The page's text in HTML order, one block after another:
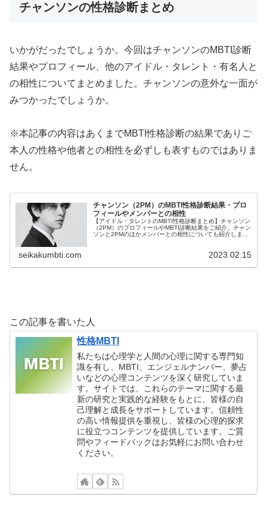
チャンソンの性格診断まとめ
いかがだったでしょうか。今回はチャンソンのMBTI診断
結果やプロフィール、他のアイドル・タレント・有名人と
の相性についてまとめました。チャンソンの意外な一面が
みつかったでしょうか。
※本記事の内容はあくまでMBTI性格診断の結果でありご
本人の性格や他者との相性を必ずしも表すものではありま
せん。
チャンソン（2PM）のMBTI性格診断結果・プロ
フィールやメンバーとの相性
【アイドル・タレントのMBTI性格診断まとめ】チャンソン
（2PM）のプロフィールやMBTI診断結果をご紹介。チャン
ソンと2PMのほかメンバーとの相性についても紹介しま
seikakumbti.com 2023.02.15
この記事を書いた人
性格MBTI
私たちは心理学と人間の心理に関する専門知
識を有し、MBTI、エンジェルナンバー、夢占
いなどの心理コンテンツを深く研究していま
す。サイトでは、これらのテーマに関する最
新の研究と実践的な経験をもとに、皆様の自
己理解と成長をサポートしています。信頼性
の高い情報提供を重視し、皆様の心理的探求
に役立つコンテンツを提供しています。ご質
問やフィードバックはお気軽にお問い合わせ
ください。